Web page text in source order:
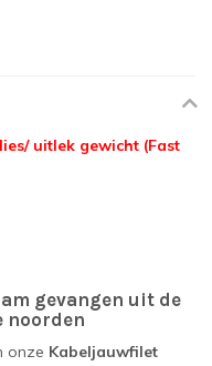
uitlek gewicht (Fast
gevangen uit de
noorden
onze Kabeljauwfilet